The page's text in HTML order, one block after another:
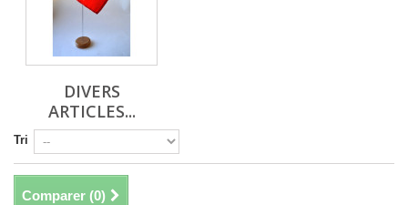
DIVERS
ARTICLES...
Tri
Comparer (0)